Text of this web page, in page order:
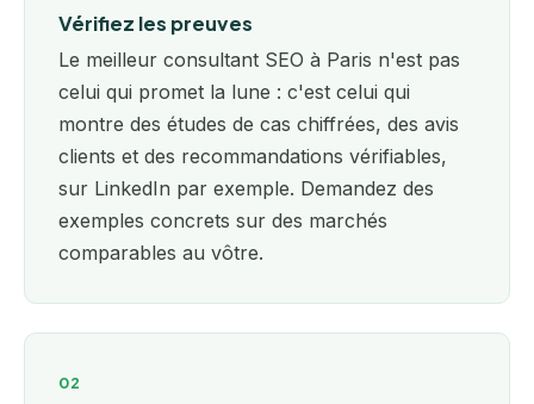
Vérifiez les preuves
Le meilleur consultant SEO à Paris n'est pas
celui qui promet la lune : c'est celui qui
montre des études de cas chiffrées, des avis
clients et des recommandations vérifiables,
sur LinkedIn par exemple. Demandez des
exemples concrets sur des marchés
comparables au vôtre.
02